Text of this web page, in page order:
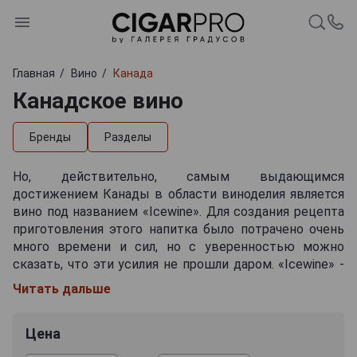
Главная Вино Канада
Канадское вино
Бренды Разделы
Но, действительно, самым выдающимся
достижением Канады в области виноделия является
вино под названием «Icewine». Для создания рецепта
приготовления этого напитка было потрачено очень
много времени и сил, но с уверенностью можно
сказать, что эти усилия не прошли даром. «Icewine» -
это канадское вино, которое изготавливается из
зеленого сорта винограда, созревшего сначала на
Кроме того, после сбора ягоды не размораживаются,
а отправляются в давильни прямо со льдом. В
Читать дальше
Цена